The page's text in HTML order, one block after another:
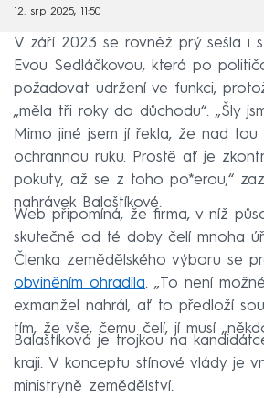
12. srp 2025, 11:50
V září 2023 se rovněž prý sešla i
Evou Sedláčkovou, která po
požadovat udržení ve funkci,
„měla tři roky do důchodu“. „Šly
Mimo jiné jsem jí řekla, že nad tou
ochrannou ruku. Prostě ať je
pokuty, až se z toho po*erou,“
nahrávek Balaštíkové.
Web připomíná, že firma, v níž
skutečně od té doby čelí mnoha
Členka zemědělského výboru se
obviněním ohradila. „To není
exmanžel nahrál, ať to předloží
tím, že vše, čemu čelí, jí musí
Balaštíková je trojkou na
kraji. V konceptu stínové vlády je
ministryně zemědělství.